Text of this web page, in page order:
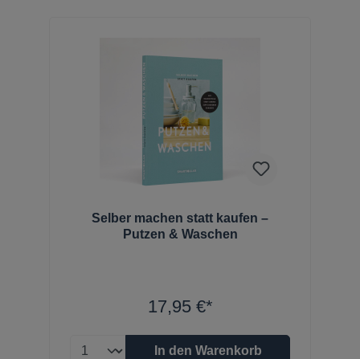
Selber machen statt kaufen –
Putzen & Waschen
17,95 €*
In den Warenkorb